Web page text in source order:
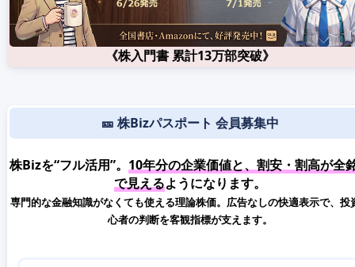
《株入門書 累計13万部突破》
🎫 株Bizパスポート 会員募集中
株Bizを“フル活用”。 10年分の企業価値と、割安・割高が全
で見えるようになります。
専門的な金融知識がなくても使える理論株価。広告なしの快適表示で、投
心者の判断を客観指標が支えます。